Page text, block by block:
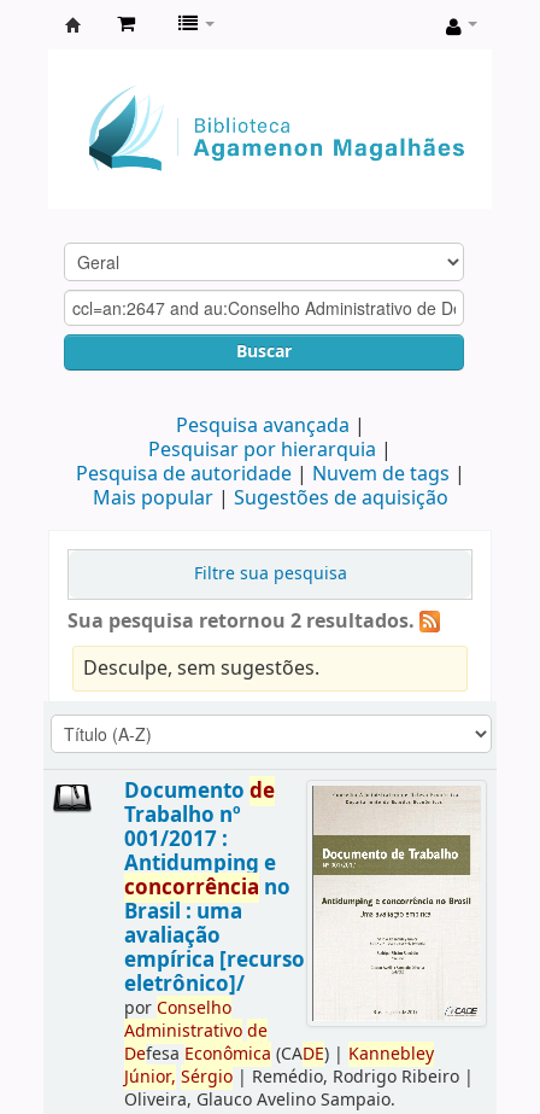
Agamenon
Magalhães
Buscar
Pesquisa avançada
Pesquisar por hierarquia
Pesquisa de autoridade
Nuvem de tags
Mais popular
Sugestões de aquisição
Filtre sua pesquisa
Sua pesquisa retornou 2 resultados.
Desculpe, sem sugestões.
Documento de
Trabalho nº
001/2017 :
Antidumping e
concorrência no
Brasil : uma
avaliação
empírica [recurso
eletrônico]/
porConselho
Administrativo de
Defesa Econômica (CADE)| Kannebley
Júnior, Sérgio| Remédio, Rodrigo Ribeiro|
Oliveira, Glauco Avelino Sampaio.